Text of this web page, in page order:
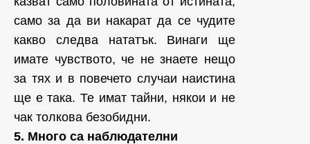
само за да ви накарат да се чудите
какво следва нататък. Винаги ще
имате чувството, че не знаете нещо
за тях и в повечето случаи наистина
ще е така. Те имат тайни, някои и не
чак толкова безобидни.
5. Много са наблюдателни